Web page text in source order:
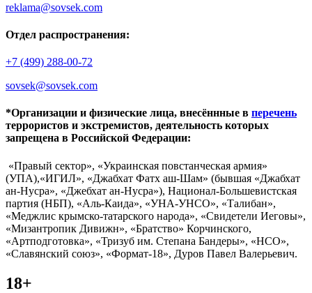
reklama@sovsek.com
Отдел распространения:
+7 (499) 288-00-72
sovsek@sovsek.com
*Организации и физические лица, внесённные в перечень
террористов и экстремистов, деятельность которых
запрещена в Российской Федерации:
«Правый сектор», «Украинская повстанческая армия»
(УПА),«ИГИЛ», «Джабхат Фатх аш-Шам» (бывшая «Джабхат
ан-Нусра», «Джебхат ан-Нусра»), Национал-Большевистская
партия (НБП), «Аль-Каида», «УНА-УНСО», «Талибан»,
«Меджлис крымско-татарского народа», «Свидетели Иеговы»,
«Мизантропик Дивижн», «Братство» Корчинского,
«Артподготовка», «Тризуб им. Степана Бандеры», «НСО»,
«Славянский союз», «Формат-18», Дуров Павел Валерьевич.
18+